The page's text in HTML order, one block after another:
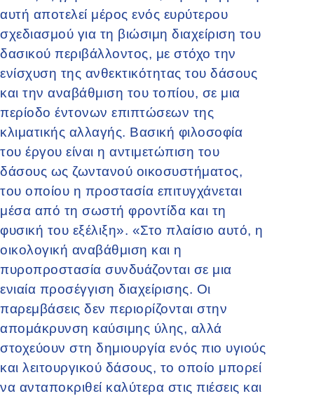
αυτή αποτελεί μέρος ενός ευρύτερου
σχεδιασμού για τη βιώσιμη διαχείριση του
δασικού περιβάλλοντος, με στόχο την
ενίσχυση της ανθεκτικότητας του δάσους
και την αναβάθμιση του τοπίου, σε μια
περίοδο έντονων επιπτώσεων της
κλιματικής αλλαγής. Βασική φιλοσοφία
του έργου είναι η αντιμετώπιση του
δάσους ως ζωντανού οικοσυστήματος,
του οποίου η προστασία επιτυγχάνεται
μέσα από τη σωστή φροντίδα και τη
φυσική του εξέλιξη». «Στο πλαίσιο αυτό, η
οικολογική αναβάθμιση και η
πυροπροστασία συνδυάζονται σε μια
ενιαία προσέγγιση διαχείρισης. Οι
παρεμβάσεις δεν περιορίζονται στην
απομάκρυνση καύσιμης ύλης, αλλά
στοχεύουν στη δημιουργία ενός πιο υγιούς
και λειτουργικού δάσους, το οποίο μπορεί
να ανταποκριθεί καλύτερα στις πιέσεις και